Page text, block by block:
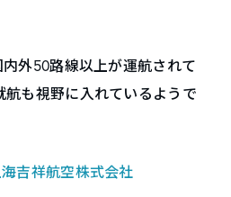
内外50路線以上が運航されて
航も視野に入れているようで
海吉祥航空株式会社